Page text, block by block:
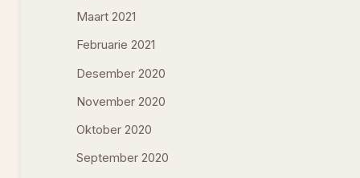
Maart 2021
Februarie 2021
Desember 2020
November 2020
Oktober 2020
September 2020